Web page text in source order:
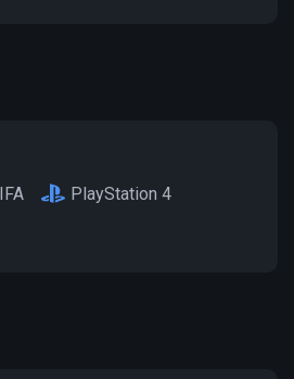
PlayStation 4